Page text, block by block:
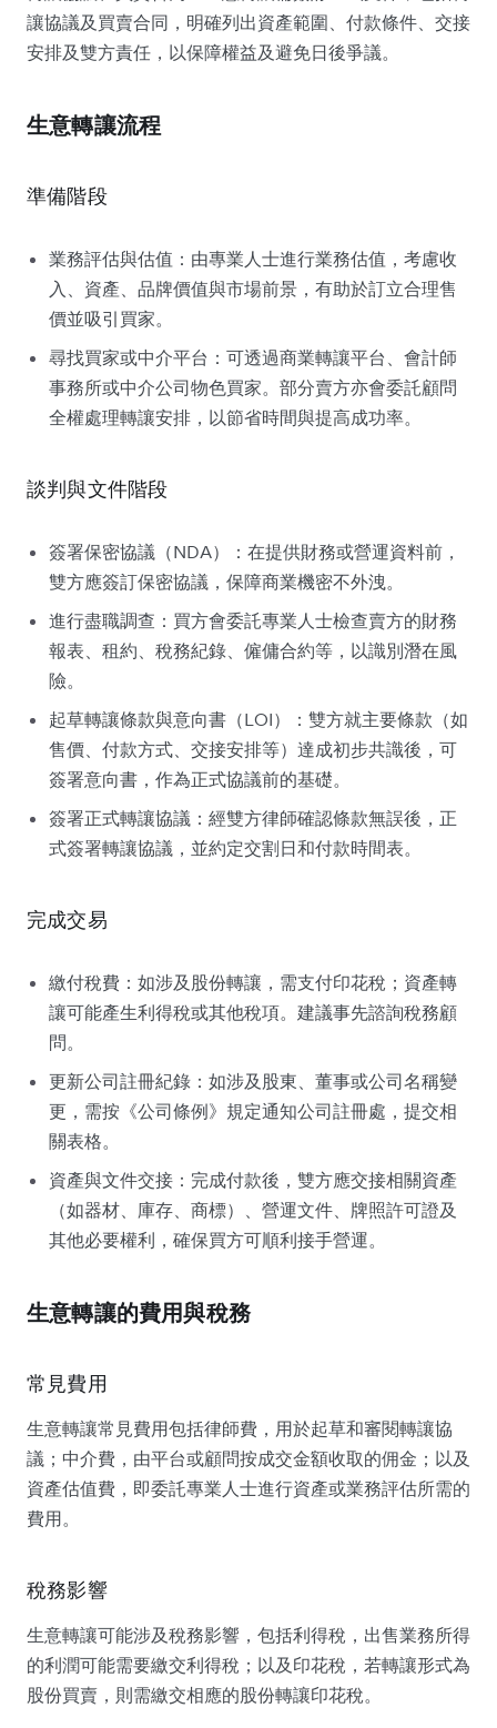
讓協議及買賣合同，明確列出資產範圍、付款條件、交接
安排及雙方責任，以保障權益及避免日後爭議。
生意轉讓流程
準備階段
業務評估與估值：由專業人士進行業務估值，考慮收
入、資產、品牌價值與市場前景，有助於訂立合理售
價並吸引買家。
尋找買家或中介平台：可透過商業轉讓平台、會計師
事務所或中介公司物色買家。部分賣方亦會委託顧問
全權處理轉讓安排，以節省時間與提高成功率。
談判與文件階段
簽署保密協議（NDA）：在提供財務或營運資料前，
雙方應簽訂保密協議，保障商業機密不外洩。
進行盡職調查：買方會委託專業人士檢查賣方的財務
報表、租約、稅務紀錄、僱傭合約等，以識別潛在風
險。
起草轉讓條款與意向書（LOI）：雙方就主要條款（如
售價、付款方式、交接安排等）達成初步共識後，可
簽署意向書，作為正式協議前的基礎。
簽署正式轉讓協議：經雙方律師確認條款無誤後，正
式簽署轉讓協議，並約定交割日和付款時間表。
完成交易
繳付稅費：如涉及股份轉讓，需支付印花稅；資產轉
讓可能產生利得稅或其他稅項。建議事先諮詢稅務顧
問。
更新公司註冊紀錄：如涉及股東、董事或公司名稱變
更，需按《公司條例》規定通知公司註冊處，提交相
關表格。
資產與文件交接：完成付款後，雙方應交接相關資產
（如器材、庫存、商標）、營運文件、牌照許可證及
其他必要權利，確保買方可順利接手營運。
生意轉讓的費用與稅務
常見費用
生意轉讓常見費用包括律師費，用於起草和審閱轉讓協
議；中介費，由平台或顧問按成交金額收取的佣金；以及
資產估值費，即委託專業人士進行資產或業務評估所需的
費用。
稅務影響
生意轉讓可能涉及稅務影響，包括利得稅，出售業務所得
的利潤可能需要繳交利得稅；以及印花稅，若轉讓形式為
股份買賣，則需繳交相應的股份轉讓印花稅。